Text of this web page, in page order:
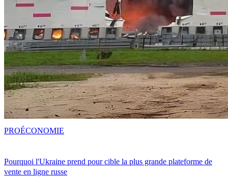
Pourquoi l'Ukraine prend pour cible la plus grande plateforme de
vente en ligne russe
PROÉCONOMIE